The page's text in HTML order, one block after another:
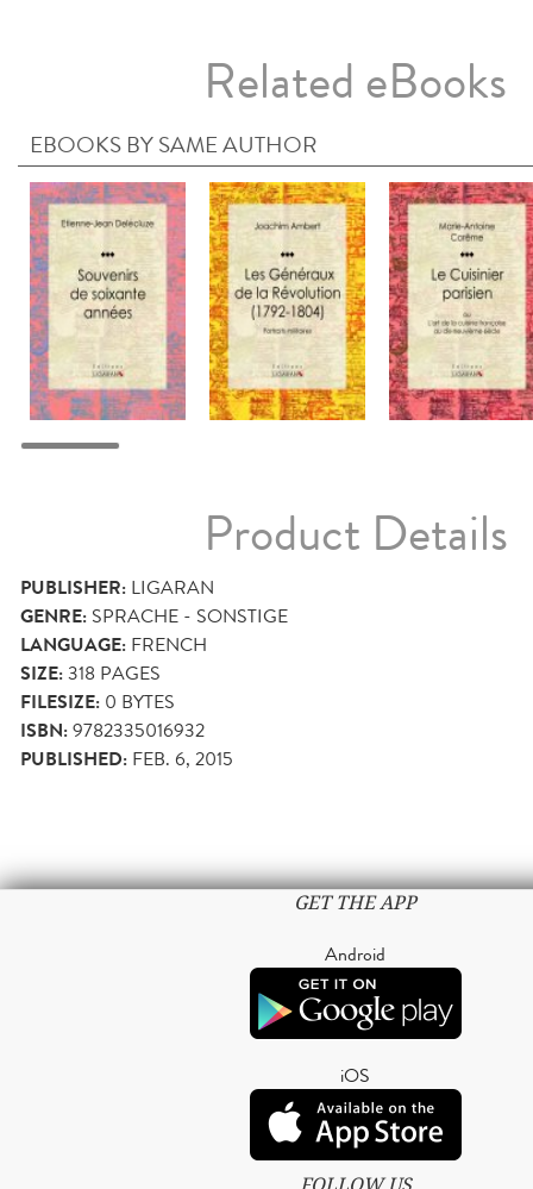
Related eBooks
EBOOKS BY SAME AUTHOR
Product Details
PUBLISHER: LIGARAN
GENRE: SPRACHE - SONSTIGE
LANGUAGE: FRENCH
SIZE:318 PAGES
FILESIZE: 0 BYTES
ISBN:9782335016932
PUBLISHED: FEB. 6, 2015
GET THE APP
Android
iOS